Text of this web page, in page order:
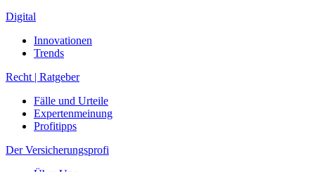
Digital
Innovationen
Trends
Recht | Ratgeber
Fälle und Urteile
Expertenmeinung
Profitipps
Der Versicherungsprofi